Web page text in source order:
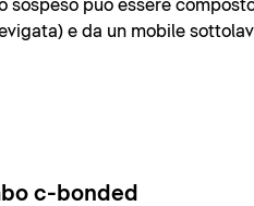
sospeso può essere
e da un mobile
c-bonded